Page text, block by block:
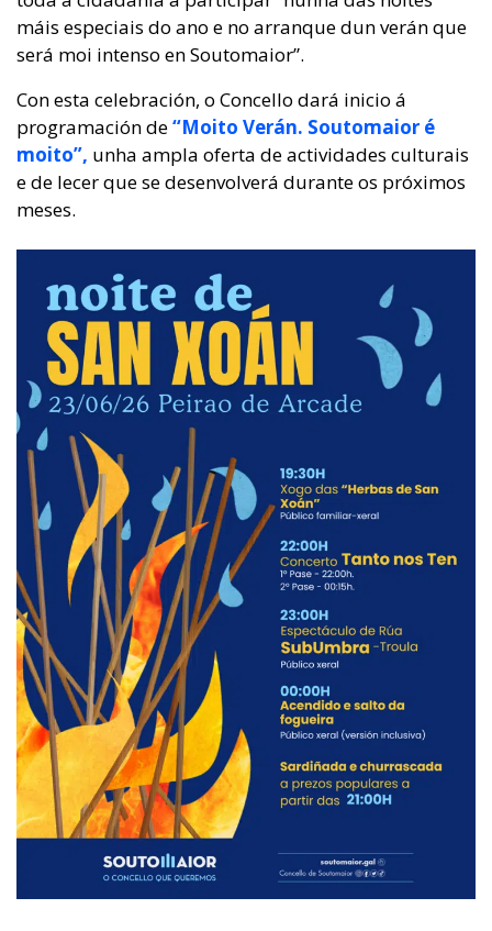
máis especiais do ano e no arranque dun verán que
será moi intenso en Soutomaior”.
Con esta celebración, o Concello dará inicio á
programación de“Moito Verán. Soutomaior é
moito”, unha ampla oferta de actividades culturais
e de lecer que se desenvolverá durante os próximos
meses.